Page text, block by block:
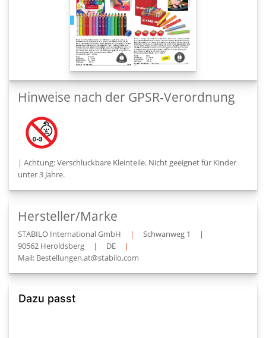
Hinweise nach der GPSR-Verordnung
| Achtung: Verschluckbare Kleinteile. Nicht geeignet für Kinder
unter 3 Jahre.
Hersteller/Marke
STABILO International GmbH | Schwanweg 1
|
90562 Heroldsberg
| DE
|
Mail: Bestellungen.at@stabilo.com
Dazu passt